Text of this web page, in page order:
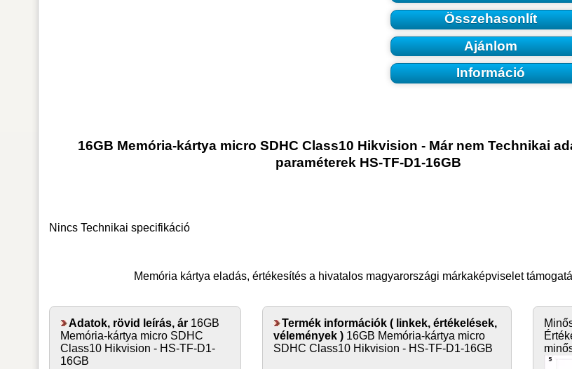
Összehasonlít
Ajánlom
Információ
16GB Memória-kártya micro SDHC Class10 Hikvision - Már nem Technikai
paraméterek HS-TF-D1-16GB
Nincs Technikai specifikáció
Memória kártya eladás, értékesítés a hivatalos magyarországi márkaképviselet
Adatok, rövid leírás, ár16GB
Memória-kártya micro SDHC
Class10 Hikvision - HS-TF-D1-
16GB
Termék információk ( linkek, értékelések,
vélemények )16GB Memória-kártya micro
SDHC Class10 Hikvision - HS-TF-D1-16GB